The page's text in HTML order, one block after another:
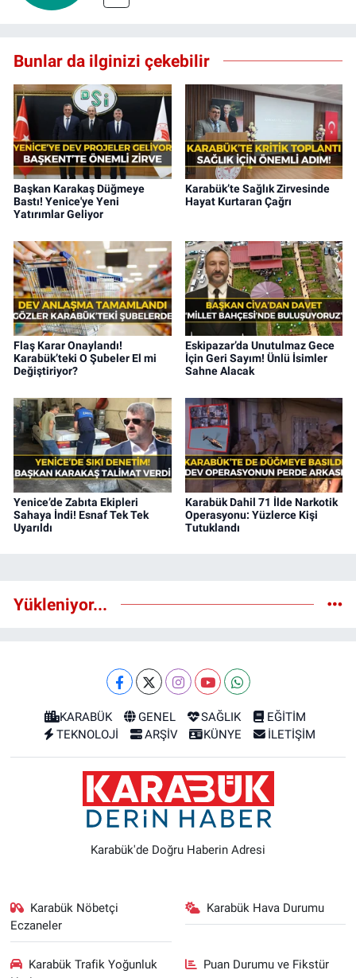
Bunlar da ilginizi çekebilir
Başkan Karakaş Düğmeye
Bastı! Yenice'ye Yeni
Yatırımlar Geliyor
Karabük’te Sağlık Zirvesinde
Hayat Kurtaran Çağrı
Flaş Karar Onaylandı!
Karabük’teki O Şubeler El mi
Değiştiriyor?
Eskipazar’da Unutulmaz Gece
İçin Geri Sayım! Ünlü İsimler
Sahne Alacak
Yenice’de Zabıta Ekipleri
Sahaya İndi! Esnaf Tek Tek
Uyarıldı
Karabük Dahil 71 İlde Narkotik
Operasyonu: Yüzlerce Kişi
Tutuklandı
Yükleniyor...
KARABÜK GENEL SAĞLIK
EĞİTİM
TEKNOLOJİ
ARŞİV KÜNYE İLETİŞİM
Karabük'de Doğru Haberin Adresi
Karabük Nöbetçi
Eczaneler
Karabük Hava Durumu
Karabük Trafik Yoğunluk
Puan Durumu ve Fikstür